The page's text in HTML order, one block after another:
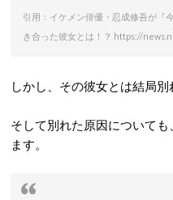
引用：イケメン俳優・忍成修吾が『
き合った彼女とは！？ https://
しかし、その彼女とは結局別
そして別れた原因について
ます。